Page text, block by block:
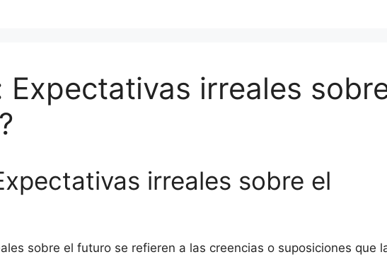
Expectativas irreales
irreales sobre el
sobre el futuro se refieren a las creencias o suposiciones que